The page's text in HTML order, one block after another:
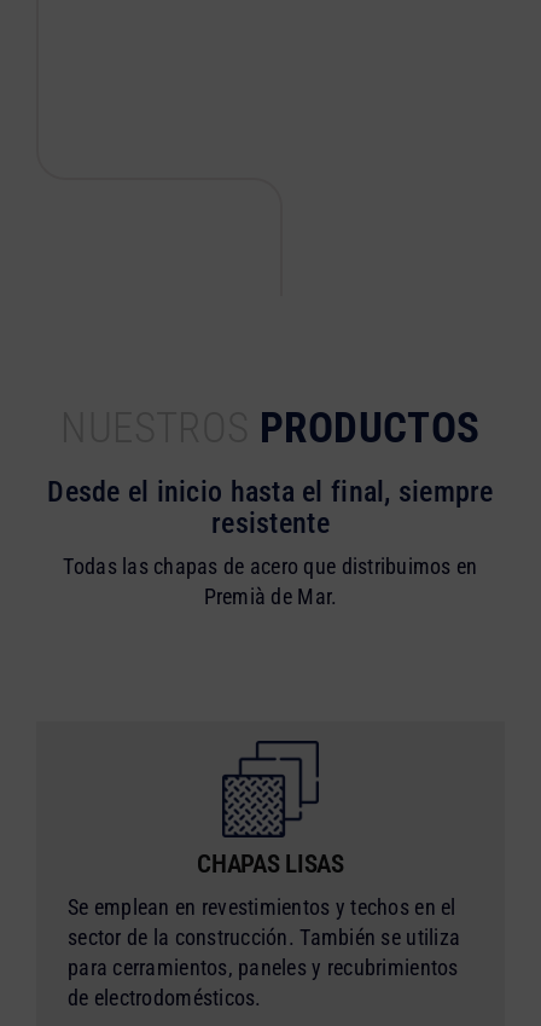
PRODUCTOS
Desde el inicio hasta el final, siempre
resistente
Todas las chapas de acero que distribuimos en
Premià de Mar.
CHAPAS LISAS
Se emplean en revestimientos y techos en el
sector de la construcción. También se utiliza
para cerramientos, paneles y recubrimientos
de electrodomésticos.